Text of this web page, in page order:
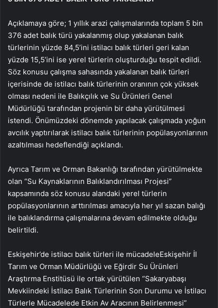
Açıklamaya göre; 1 yıllık arazi çalışmalarında toplam 5 bin
376 adet balık türü yakalanmış olup yakalanan balık
türlerinin yüzde 84,5’ini istilacı balık türleri geri kalan
yüzde 15,5’ini ise yerel türlerin oluşturduğu tespit edildi.
Söz konusu çalışma sahasında yakalanan balık türleri
içerisinde de istilacı balık türlerinin oranının çok yüksek
olması nedeni ile Balıkçılık ve Su Ürünleri Genel
Müdürlüğü tarafından projenin bir daha yürütülmesi
istendi. Önümüzdeki dönemde yapılacak çalışmada yoğun
avcılık yaptırılarak istilacı balık türlerinin popülasyonlarının
azaltılması hedeflendiği açıklandı.
Ayrıca Tarım ve Orman Bakanlığı tarafından yürütülmekte
olan “Su Kaynaklarının Balıklandırılması Projesi”
kapsamında söz konusu alandaki yerel türlerin
popülasyonlarının arttırılması amacıyla her yıl sazan balığı
ile balıklandırma çalışmalarına devam edilmekte olduğu
belirtildi.
Eskişehir’de istilacı balık türleri ile mücadeleEskişehir İl
Tarım ve Orman Müdürlüğü ve Eğirdir Su Ürünleri
Araştırma Enstitüsü ile ortak yürütülen “Sakaryabaşı
Mevkiindeki İstilacı Balık Türlerinin Son Durumu ve İstilacı
Türlerle Mücadelede Etkin Av Aracının Belirlenmesi”